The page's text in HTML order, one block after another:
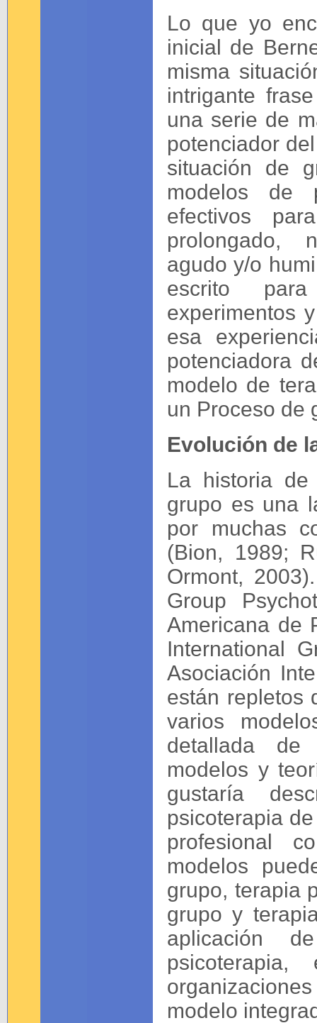
Lo que yo
inicial de
misma
intrigante
una serie de
potenciador
situación de
modelos de
efectivos
prolongado,
agudo y/o
escrito
experimentos
esa
potenciadora
modelo de
un Proceso de
Evolución de
La historia
grupo es una
por muchas
(Bion, 1989;
Ormont,
Group
Americana de
International
Asociación
están repletos
varios
detallada de
modelos y
gustaría
psicoterapia
profesional
modelos
grupo, terapia
grupo y
aplicación
modelo